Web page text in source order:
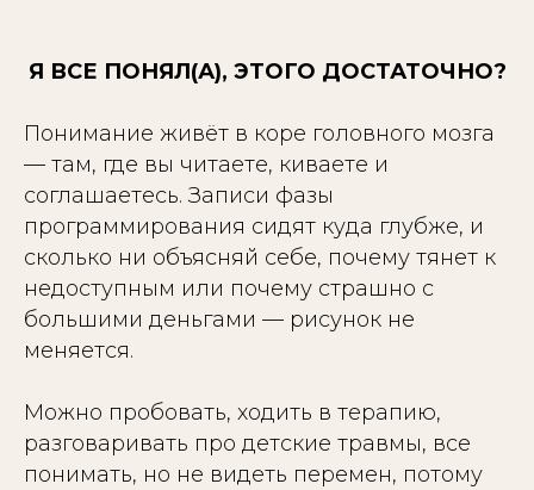
Я ВСЕ ПОНЯЛ(А), ЭТОГО ДОСТАТОЧНО?
Понимание живёт в коре головного мозга
— там, где вы читаете, киваете и
соглашаетесь. Записи фазы
программирования сидят куда глубже, и
сколько ни объясняй себе, почему тянет к
недоступным или почему страшно с
большими деньгами — рисунок не
меняется.
Можно пробовать, ходить в терапию,
разговаривать про детские травмы, все
понимать, но не видеть перемен, потому